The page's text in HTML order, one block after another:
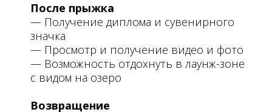
После прыжка
— Получение диплома и сувенирного
значка
— Просмотр и получение видео и фото
— Возможность отдохнуть в лаунж-зоне
с видом на озеро
Возвращение